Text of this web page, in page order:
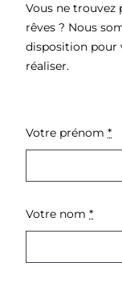
Vous ne trouvez
rêves ? Nous
disposition pour
réaliser.
Votre prénom *
Votre nom *